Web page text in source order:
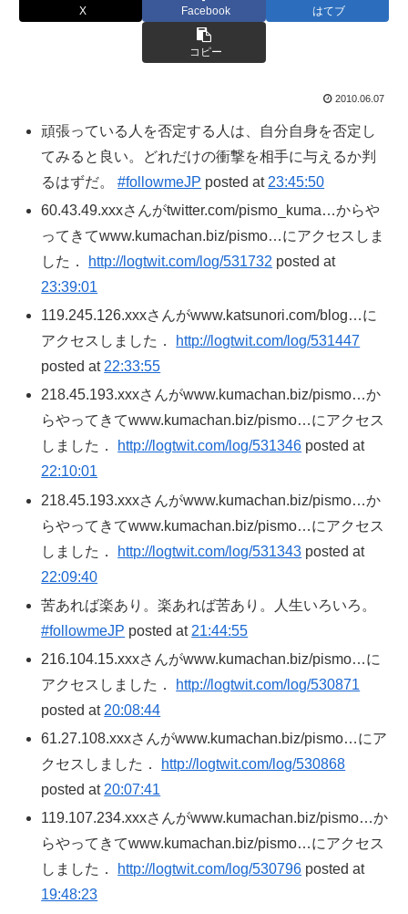
X Facebook はてブ
コピー
2010.06.07
頑張っている人を否定する人は、自分自身を否定し
てみると良い。どれだけの衝撃を相手に与えるか判
るはずだ。#followmeJP posted at 23:45:50
60.43.49.xxxさんがtwitter.com/pismo_kuma…からや
ってきてwww.kumachan.biz/pismo…にアクセスしま
した．
http://logtwit.com/log/531732 posted at
23:39:01
119.245.126.xxxさんがwww.katsunori.com/blog…に
アクセスしました．
http://logtwit.com/log/531447
posted at 22:33:55
218.45.193.xxxさんがwww.kumachan.biz/pismo…か
らやってきてwww.kumachan.biz/pismo…にアクセス
しました．
http://logtwit.com/log/531346 posted at
22:10:01
218.45.193.xxxさんがwww.kumachan.biz/pismo…か
らやってきてwww.kumachan.biz/pismo…にアクセス
しました．
http://logtwit.com/log/531343 posted at
22:09:40
苦あれば楽あり。楽あれば苦あり。人生いろいろ。
#followmeJP posted at 21:44:55
216.104.15.xxxさんがwww.kumachan.biz/pismo…に
アクセスしました．
http://logtwit.com/log/530871
posted at 20:08:44
61.27.108.xxxさんがwww.kumachan.biz/pismo…にア
クセスしました．
http://logtwit.com/log/530868
posted at 20:07:41
119.107.234.xxxさんがwww.kumachan.biz/pismo…か
らやってきてwww.kumachan.biz/pismo…にアクセス
しました．
http://logtwit.com/log/530796 posted at
19:48:23